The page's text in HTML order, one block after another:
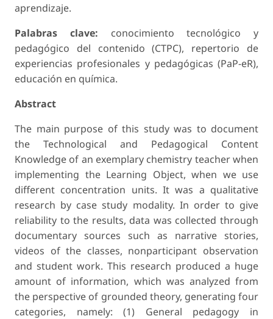
aprendizaje.
Palabras clave: conocimiento tecnológico y
pedagógico del contenido (CTPC), repertorio de
experiencias profesionales y pedagógicas (PaP-eR),
educación en química.
Abstract
The main purpose of this study was to document
the Technological and Pedagogical Content
Knowledge of an exemplary chemistry teacher when
implementing the Learning Object, when we use
different concentration units. It was a qualitative
research by case study modality. In order to give
reliability to the results, data was collected through
documentary sources such as narrative stories,
videos of the classes, nonparticipant observation
and student work. This research produced a huge
amount of information, which was analyzed from
the perspective of grounded theory, generating four
categories, namely: (1) General pedagogy in